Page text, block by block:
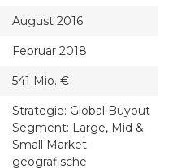
August 2016
Februar 2018
541 Mio. €
Strategie: Global Buyout
Segment: Large, Mid &
Small Market
geografische